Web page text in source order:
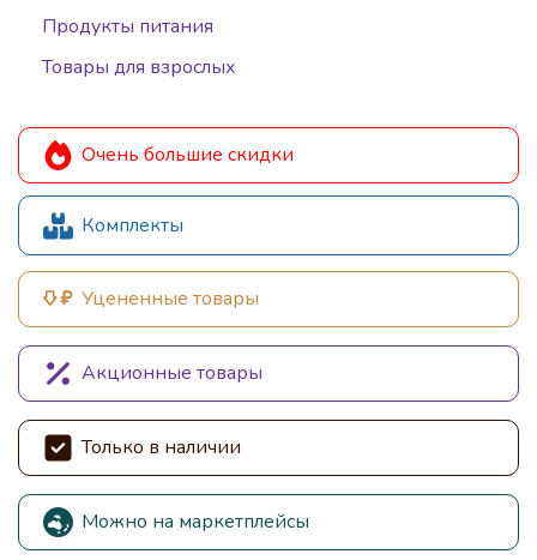
Продукты питания
Товары для взрослых
Очень большие скидки
Комплекты
Уцененные товары
Акционные товары
Только в наличии
Можно на маркетплейсы